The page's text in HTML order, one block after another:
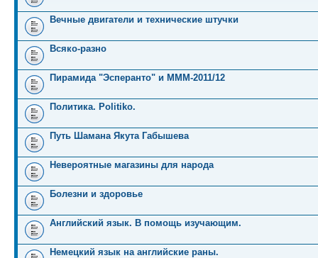
Вечные двигатели и технические штучки
Всяко-разно
Пирамида "Эсперанто" и MMM-2011/12
Политика. Politiko.
Путь Шамана Якута Габышева
Невероятные магазины для народа
Болезни и здоровье
Английский язык. В помощь изучающим.
Немецкий язык на английские раны.